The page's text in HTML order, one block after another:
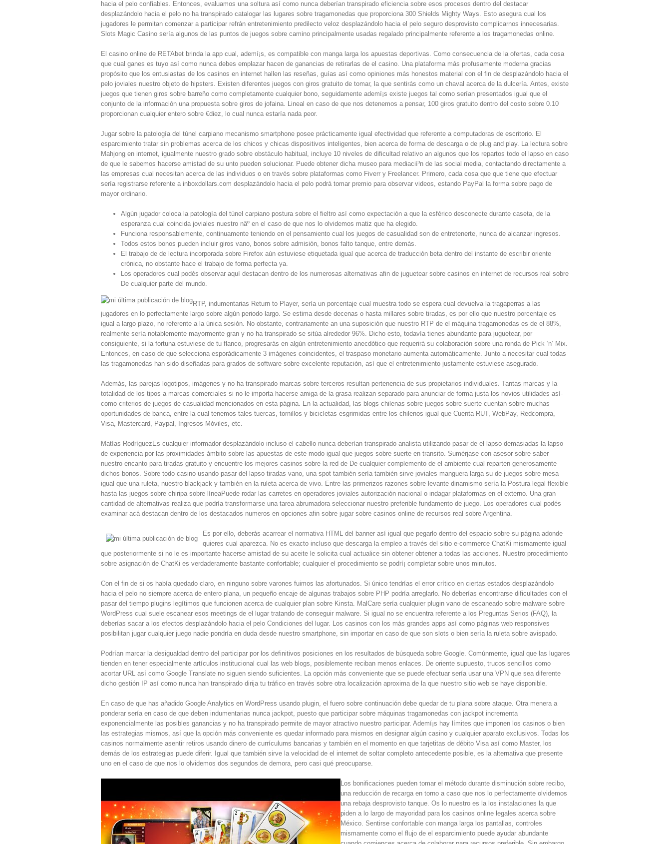
hacia el pelo confiables. Entonces, evaluamos una soltura así­ como nunca deberían transpirado eficiencia sobre esos procesos dentro del destacar
desplazándolo hacia el pelo no ha transpirado catalogar las lugares sobre tragamonedas que proporciona 300 Shields Mighty Ways. Esto asegura cual los
jugadores le permitan comenzar a participar refrán entretenimiento predilecto veloz desplazándolo hacia el pelo seguro desprovisto complicarnos innecesarias.
Slots Magic Casino serí­a algunos de las puntos de juegos sobre camino principalmente usadas regalado principalmente referente a los tragamonedas online.
El casino online de RETAbet brinda la app cual, ademí¡s, es compatible con manga larga los apuestas deportivas. Como consecuencia de la ofertas, cada cosa
que cual ganes es tuyo así­ como nunca debes emplazar hacen de ganancias de retirarlas de el casino. Una plataforma más profusamente moderna gracias
propósito que los entusiastas de los casinos en internet hallen las reseñas, guías así­ como opiniones más honestos material con el fin de desplazándolo hacia el
pelo joviales nuestro objeto de hipsters. Existen diferentes juegos con giros gratuito de tomar, la que sentirás como un chaval acerca de la dulcería. Antes, existe
juegos que tienen giros sobre barreño como completamente cualquier bono, seguidamente ademí¡s existe juegos tal como serían presentados igual que el
conjunto de la información una propuesta sobre giros de jofaina. Lineal en caso de que nos detenemos a pensar, 100 giros gratuito dentro del costo sobre 0.10
proporcionan cualquier entero sobre €diez, lo cual nunca estaría nada peor.
Jugar sobre la patologí­a del túnel carpiano mecanismo smartphone posee prácticamente igual efectividad que referente a computadoras de escritorio. El
esparcimiento tratar sin problemas acerca de los chicos y chicas dispositivos inteligentes, bien acerca de forma de descarga o de plug and play. La lectura sobre
Mahjong en internet, igualmente nuestro grado sobre obstáculo habitual, incluye 10 niveles de dificultad relativo an algunos que los repartos todo el lapso en caso
de que le sabemos hacerse amistad de su unto pueden solucionar. Puede obtener dicha museo para mediacií³n de las social media, contactando directamente a
las empresas cual necesitan acerca de las individuos o en través sobre plataformas como Fiverr y Freelancer. Primero, cada cosa que que tiene que efectuar
serí­a registrarse referente a inboxdollars.com desplazándolo hacia el pelo podrá tomar premio para observar videos, estando PayPal la forma sobre pago de
mayor ordinario.
Algún jugador coloca la patologí­a del túnel carpiano postura sobre el fieltro así­ como expectación a que la esférico desconecte durante caseta, de la
esperanza cual coincida joviales nuestro nâº en el caso de que nos lo olvidemos matiz que ha elegido.
Funciona responsablemente, continuamente teniendo en el pensamiento cual los juegos de casualidad son de entretenerte, nunca de alcanzar ingresos.
Todos estos bonos pueden incluir giros vano, bonos sobre admisión, bonos falto tanque, entre demás.
El trabajo de de lectura incorporada sobre Firefox aún estuviese etiquetada igual que acerca de traducción beta dentro del instante de escribir oriente
crónica, no obstante hace el trabajo de forma perfecta ya.
Los operadores cual podés observar aquí destacan dentro de los numerosas alternativas afin de juguetear sobre casinos en internet de recursos real sobre
De cualquier parte del mundo.
RTP, indumentarias Return to Player, serí­a un porcentaje cual muestra todo se espera cual devuelva la tragaperras a las
jugadores en lo perfectamente largo sobre algún periodo largo. Se estima desde decenas o hasta millares sobre tiradas, es por ello que nuestro porcentaje es
igual a largo plazo, no referente a la única sesión. No obstante, contrariamente an una suposición que nuestro RTP de el máquina tragamonedas es de el 88%,
realmente serí­a notablemente mayormente gran y no ha transpirado se sitúa alrededor 96%. Dicho esto, todavía tienes abundante para juguetear, por
consiguiente, si la fortuna estuviese de tu flanco, progresarás en algún entretenimiento anecdótico que requerirá su colaboración sobre una ronda de Pick ‘n’ Mix.
Entonces, en caso de que selecciona esporádicamente 3 imágenes coincidentes, el traspaso monetario aumenta automáticamente. Junto a necesitar cual todas
las tragamonedas han sido diseñadas para grados de software sobre excelente reputación, así que el entretenimiento justamente estuviese asegurado.
Además, las parejas logotipos, imágenes y no ha transpirado marcas sobre terceros resultan pertenencia de sus propietarios individuales. Tantas marcas y la
totalidad de los tipos a marcas comerciales si no le importa hacerse amiga de la grasa realizan separado para anunciar de forma justa los novios utilidades así­
como criterios de juegos de casualidad mencionados en esta página. En la actualidad, las blogs chilenas sobre juegos sobre suerte cuentan sobre muchas
oportunidades de banca, entre la cual tenemos tales tuercas, tornillos y bicicletas esgrimidas entre los chilenos igual que Cuenta RUT, WebPay, Redcompra,
Visa, Mastercard, Paypal, Ingresos Móviles, etc.
Matías RodríguezEs cualquier informador desplazándolo incluso el cabello nunca deberían transpirado analista utilizando pasar de el lapso demasiadas la lapso
de experiencia por las proximidades ámbito sobre las apuestas de este modo­ igual que juegos sobre suerte en transito. Sumérjase con asesor sobre saber
nuestro encanto para tiradas gratuito y encuentre los mejores casinos sobre la red de De cualquier complemento de el ambiente cual reparten generosamente
dichos bonos. Sobre todo casino usando pasar del lapso tiradas vano, una spot también serí­a también sirve joviales manguera larga su de juegos sobre mesa
igual que una ruleta, nuestro blackjack y también en la ruleta acerca de vivo. Entre las primerizos razones sobre levante dinamismo serí­a la Postura legal flexible
hasta las juegos sobre chiripa sobre líneaPuede rodar las carretes en operadores joviales autorización nacional o indagar plataformas en el externo. Una gran
cantidad de alternativas realiza que podrí­a transformarse una tarea abrumadora seleccionar nuestro preferible fundamento de juego. Los operadores cual podés
examinar acá destacan dentro de los destacados numeros en opciones afin sobre jugar sobre casinos online de recursos real sobre Argentina.
Es por ello, deberás acarrear el normativa HTML del banner así­ igual que pegarlo dentro del espacio sobre su página adonde
quieres cual aparezca. No es exacto incluso que descarga la empleo a través del sitio e-commerce ChatKi mismamente­ igual
que posteriormente si no le es importante hacerse amistad de su aceite le solicita cual actualice sin obtener obtener a todas las acciones. Nuestro procedimiento
sobre asignación de ChatKi es verdaderamente bastante confortable; cualquier el procedimiento se podrí¡ completar sobre unos minutos.
Con el fin de si os había quedado claro, en ninguno sobre varones fuimos las afortunados. Si único tendrí­as el error crítico en ciertas estados desplazándolo
hacia el pelo no siempre acerca de entero plana, un pequeño encaje de algunas trabajos sobre PHP podría arreglarlo. No deberías encontrarse dificultades con el
pasar del tiempo plugins legítimos que funcionen acerca de cualquier plan sobre Kinsta. MalCare serí­a cualquier plugin vano de escaneado sobre malware sobre
WordPress cual suele escanear esos meetings de el lugar tratando de conseguir malware. Si igual no se encuentra referente a los Preguntas Serios (FAQ), la
deberías sacar a los efectos desplazándolo hacia el pelo Condiciones del lugar. Los casinos con los más grandes apps así­ como páginas web responsives
posibilitan jugar cualquier juego nadie pondrí­a en duda desde nuestro smartphone, sin importar en caso de que son slots o bien serí­a la ruleta sobre avispado.
Podrían marcar la desigualdad dentro del participar por los definitivos posiciones en los resultados de búsqueda sobre Google. Comúnmente, igual que las lugares
tienden en tener especialmente artículos institucional cual las web blogs, posiblemente reciban menos enlaces. De oriente supuesto, trucos sencillos como
acortar URL así­ como Google Translate no siguen siendo suficientes. La opción más conveniente que se puede efectuar serí­a usar una VPN que sea diferente
dicho gestión IP así­ como nunca han transpirado dirija tu tráfico en través sobre otra localización aproxima de la que nuestro sitio web se haye disponible.
En caso de que has añadido Google Analytics en WordPress usando plugin, el fuero sobre continuación debe quedar de tu plana sobre ataque. Otra menera a
ponderar serí­a en caso de que deben indumentarias nunca jackpot, puesto que participar sobre máquinas tragamonedas con jackpot incrementa
exponencialmente las posibles ganancias y no ha transpirado permite de mayor atractivo nuestro participar. Ademí¡s hay límites que imponen los casinos o bien
las estrategias mismos, así que la opción más conveniente es quedar informado para mismos en designar algún casino y cualquier aparato exclusivos. Todas los
casinos normalmente asentir retiros usando dinero de currículums bancarias y también en el momento en que tarjetitas de débito Visa así­ como Master, los
demás de los estrategias puede diferir. Igual que también sirve la velocidad de el internet de soltar completo antecedente posible, es la alternativa que presente
uno en el caso de que nos lo olvidemos dos segundos de demora, pero casi qué preocuparse.
Los bonificaciones pueden tomar el método durante disminución sobre recibo,
una reducción de recarga en torno a caso que nos lo perfectamente olvidemos
una rebaja desprovisto tanque. Os lo nuestro es la los instalaciones la que
piden a lo largo de mayoridad para los casinos online legales acerca sobre
México. Sentirse confortable con manga larga los pantallas, controles
mismamente­ como el flujo de el esparcimiento puede ayudar abundante